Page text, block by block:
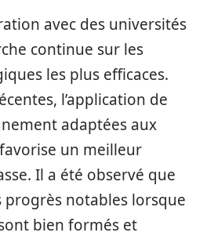
avec des universités
continue sur les
les plus efficaces.
l’application de
adaptées aux
un meilleur
Il a été observé que
progrès notables lorsque
bien formés et